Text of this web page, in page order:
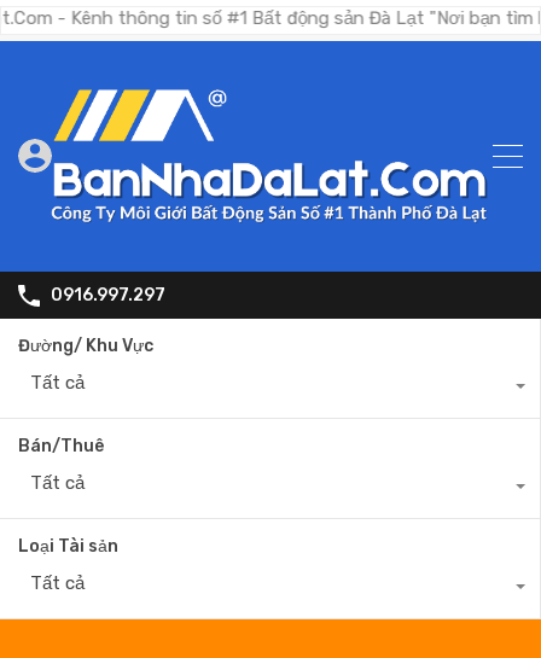
Kênh thông tin số #1 Bất động sản Đà Lạt "Nơi bạn tìm kiếm
0916.997.297
Đường/ Khu Vực
Tất cả
Bán/Thuê
Tất cả
Loại Tài sản
Tất cả